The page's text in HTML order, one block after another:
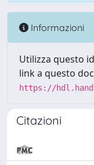
Informazioni
Utilizza questo
link a questo
https://
Citazioni